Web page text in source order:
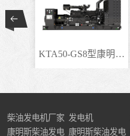
KTA50-GS8型康明斯柴..
柴油发电机厂家 发电机
康明斯柴油发电 康明斯柴油发电